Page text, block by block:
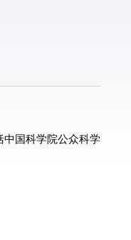
中国科学院公众科学